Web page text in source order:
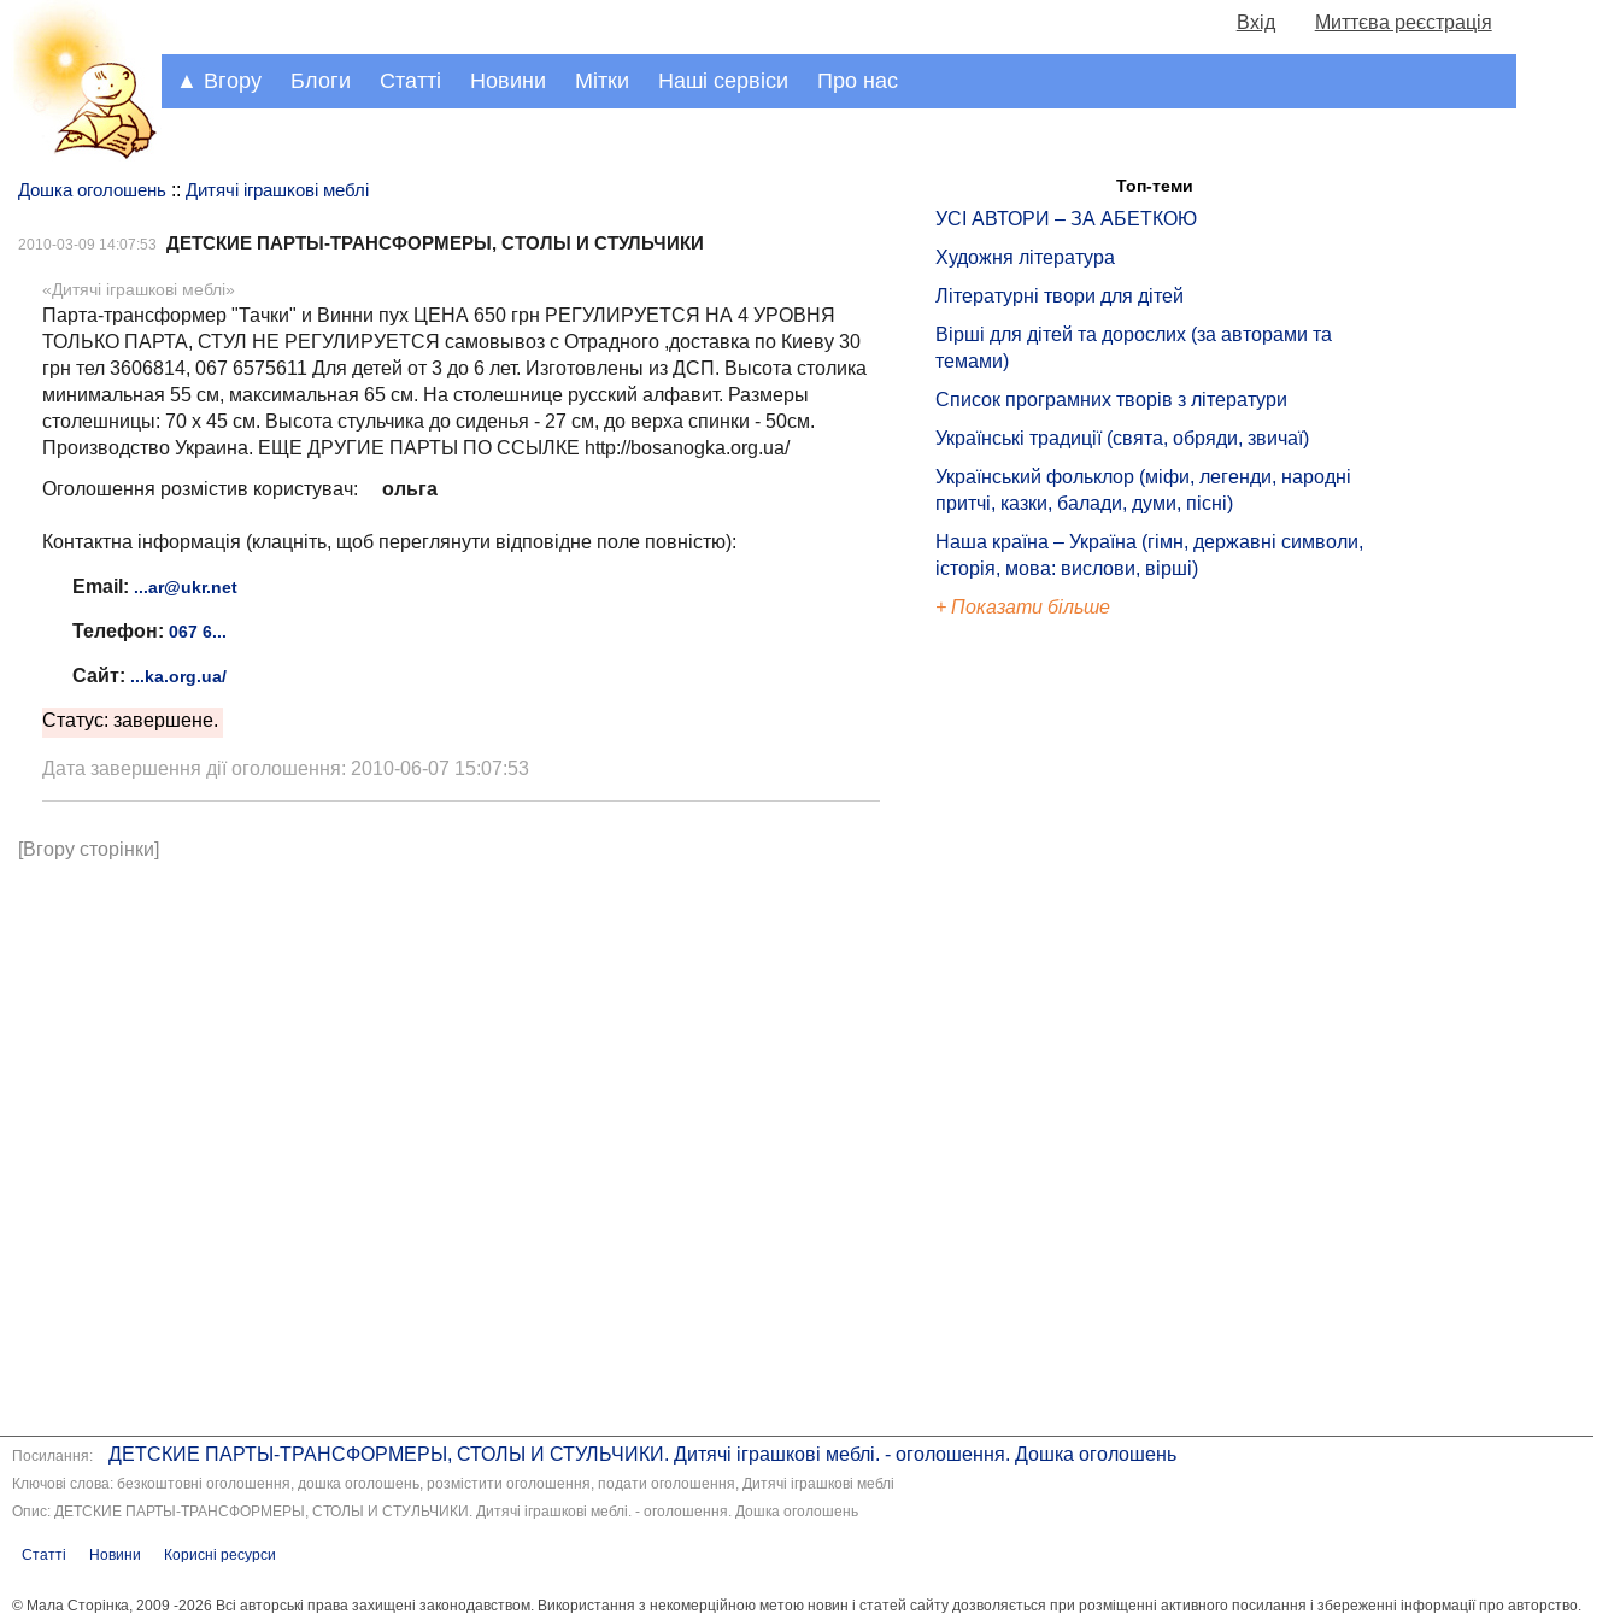
Вхід Миттєва реєстрація
▲ Вгору Блоги Статті Новини Мітки Наші сервіси Про нас
Дошка оголошень :: Дитячі іграшкові меблі
2010-03-09 14:07:53 ДЕТСКИЕ ПАРТЫ-ТРАНСФОРМЕРЫ, СТОЛЫ И СТУЛЬЧИКИ
«Дитячі іграшкові меблі»
Парта-трансформер "Тачки" и Винни пух ЦЕНА 650 грн РЕГУЛИРУЕТСЯ НА 4 УРОВНЯ
ТОЛЬКО ПАРТА, СТУЛ НЕ РЕГУЛИРУЕТСЯ самовывоз с Отрадного ,доставка по Киеву 30
грн тел 3606814, 067 6575611 Для детей от 3 до 6 лет. Изготовлены из ДСП. Высота столика
минимальная 55 см, максимальная 65 см. На столешнице русский алфавит. Размеры
столешницы: 70 х 45 см. Высота стульчика до сиденья - 27 см, до верха спинки - 50см.
Производство Украина. ЕЩЕ ДРУГИЕ ПАРТЫ ПО ССЫЛКЕ http://bosanogka.org.ua/
Оголошення розмістив користувач:
ольга
Контактна інформація (клацніть, щоб переглянути відповідне поле повністю):
Email: ...ar@ukr.net
Телефон: 067 6...
Сайт: ...ka.org.ua/
Статус: завершене.
Дата завершення дії оголошення: 2010-06-07 15:07:53
[Вгору сторінки]
Топ-теми
УСІ АВТОРИ – ЗА АБЕТКОЮ
Художня література
Літературні твори для дітей
Вірші для дітей та дорослих (за авторами та
темами)
Список програмних творів з літератури
Українські традиції (свята, обряди, звичаї)
Український фольклор (міфи, легенди, народні
притчі, казки, балади, думи, пісні)
Наша країна – Україна (гімн, державні символи,
історія, мова: вислови, вірші)
+ Показати більше
Посилання: ДЕТСКИЕ ПАРТЫ-ТРАНСФОРМЕРЫ, СТОЛЫ И СТУЛЬЧИКИ. Дитячі іграшкові меблі. - оголошення. Дошка оголошень
Ключові слова: безкоштовні оголошення, дошка оголошень, розмістити оголошення, подати оголошення, Дитячі іграшкові меблі
Опис: ДЕТСКИЕ ПАРТЫ-ТРАНСФОРМЕРЫ, СТОЛЫ И СТУЛЬЧИКИ. Дитячі іграшкові меблі. - оголошення. Дошка оголошень
Статті Новини Корисні ресурси
© Мала Сторінка, 2009 -2026 Всі авторські права захищені законодавством. Використання з некомерційною метою новин і статей сайту дозволяється при розміщенні активного посилання і збереженні інформації про авторство.